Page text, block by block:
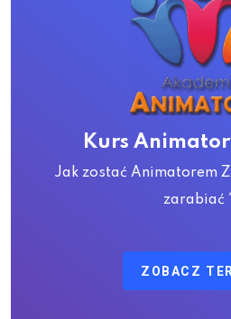
Kurs
Jak zostać Animatorem
zarabiać
ZOBACZ